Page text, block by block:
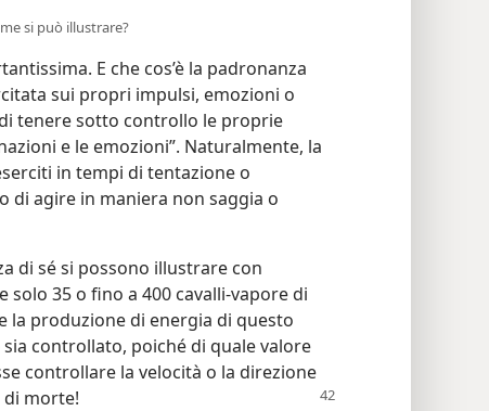
si può illustrare?
E che cos’è la padronanza
sui propri impulsi, emozioni o
di tenere sotto controllo le proprie
e le emozioni”. Naturalmente, la
in tempi di tentazione o
di agire in maniera non saggia o
di sé si possono illustrare con
solo 35 o fino a 400 cavalli-vapore di
la produzione di energia di questo
controllato, poiché di quale valore
controllare la velocità o la direzione
di morte!